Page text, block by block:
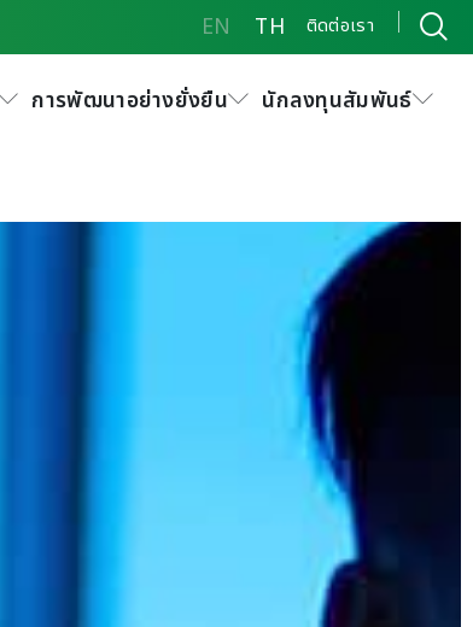
EN TH ติดต่อเรา
การพัฒนาอย่างยั่งยืน นักลงทุนสัมพันธ์